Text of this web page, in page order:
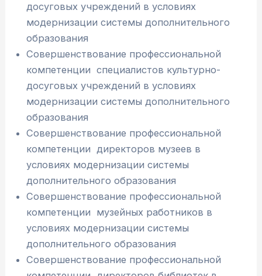
досуговых учреждений в условиях
модернизации системы дополнительного
образования
Совершенствование профессиональной
компетенции специалистов культурно-
досуговых учреждений в условиях
модернизации системы дополнительного
образования
Совершенствование профессиональной
компетенции директоров музеев в
условиях модернизации системы
дополнительного образования
Совершенствование профессиональной
компетенции музейных работников в
условиях модернизации системы
дополнительного образования
Совершенствование профессиональной